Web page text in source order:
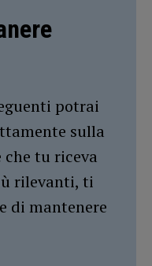
potrai
sulla
tu riceva
rilevanti, ti
di mantenere